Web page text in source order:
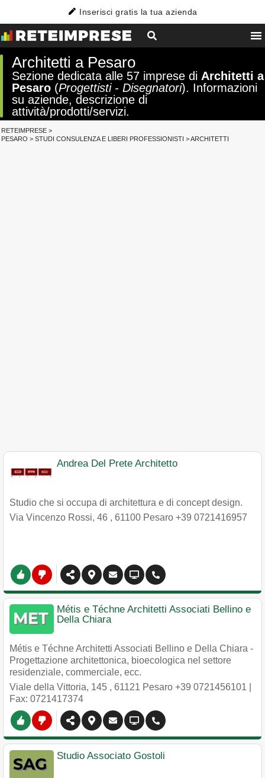
Inserisci gratis la tua azienda
Architetti a Pesaro
Sezione dedicata alle 57 imprese di Architetti a
Pesaro (Progettisti - Disegnatori). Informazioni
su aziende, descrizione di
attività/prodotti/servizi.
RETEIMPRESE >
PESARO > STUDI CONSULENZA E LIBERI PROFESSIONISTI >ARCHITETTI
Andrea Del Prete Architetto
Studio che si occupa di architettura e di concept design.
Via Vincenzo Rossi, 46 , 61100 Pesaro +39 0721416957
Métis e Téchne Architetti Associati Bellino e
Della Chiara
Métis e Téchne Architetti Associati Bellino e Della Chiara -
Progettazione architettonica, bioecologica nel settore
residenziale, commerciale, ecc.
Viale della Vittoria, 145 , 61121 Pesaro +39 0721456101
Fax: 0721417374
Studio Associato Gostoli